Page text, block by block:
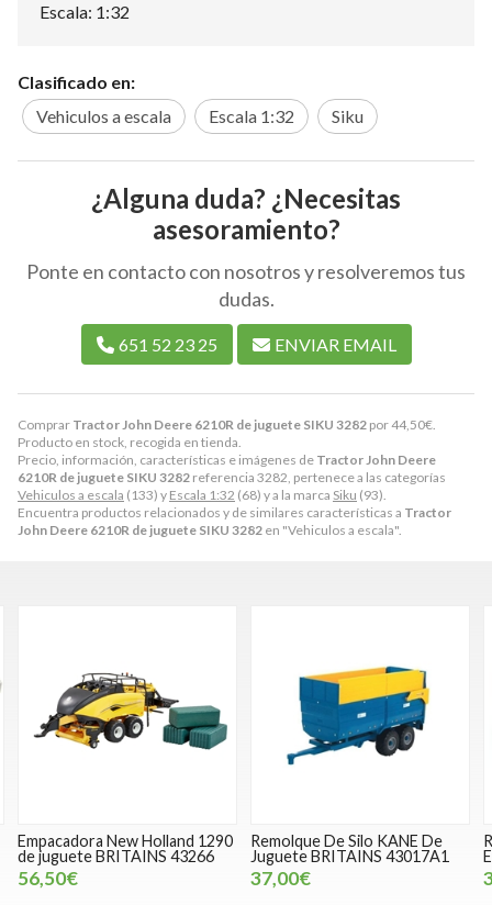
Comprar Tractor John Deere 6210R de juguete SIKU 3282 por44,50€
Producto en stock, recogida en tienda.
Precio, información, características e imágenes de Tractor John Deere
6210R de juguete SIKU 3282 referencia 3282, pertenece a las categorías
Vehiculos a escala (133) y Escala 1:32 (68) y a la marca Siku (93).
Encuentra productos relacionados y de similares características a Tractor
John Deere 6210R de juguete SIKU 3282 en "Vehiculos a escala".
Escala: 1:32
Clasificado en:
Vehiculos a escala
Escala 1:32 Siku
¿Alguna duda? ¿Necesitas
asesoramiento?
Ponte en contacto con nosotros y resolveremos tus
dudas.
651 52 23 25 ENVIAR EMAIL
Empacadora New Holland 1290
de juguete BRITAINS 43266
56,50€
Remolque De Silo KANE De
Juguete BRITAINS 43017A1
37,00€